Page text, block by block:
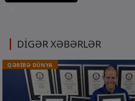
DİGƏR XƏBƏRLƏR
QƏRİBƏ DÜNYA